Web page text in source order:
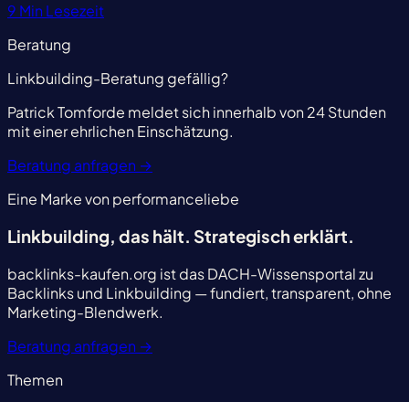
9 Min Lesezeit
Beratung
Linkbuilding-Beratung gefällig?
Patrick Tomforde meldet sich innerhalb von 24 Stunden
mit einer ehrlichen Einschätzung.
Beratung anfragen →
Eine Marke von performanceliebe
Linkbuilding, das hält. Strategisch erklärt.
backlinks-kaufen.org ist das DACH-Wissensportal zu
Backlinks und Linkbuilding — fundiert, transparent, ohne
Marketing-Blendwerk.
Beratung anfragen →
Themen